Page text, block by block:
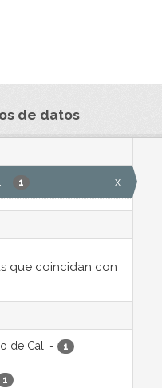
de datos
- 1 x
que coincidan con
de Cali - 1
1